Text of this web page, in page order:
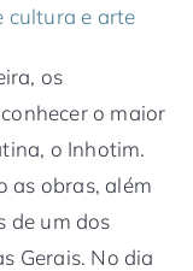
cultura e arte
os
o maior
o Inhotim.
as obras, além
de um dos
Gerais. No dia